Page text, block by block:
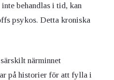
behandlas i tid, kan
psykos. Detta kroniska
närminnet
på historier för att fylla i